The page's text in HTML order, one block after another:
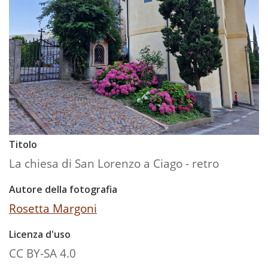
Titolo
La chiesa di San Lorenzo a Ciago - retro
Autore della fotografia
Rosetta Margoni
Licenza d'uso
CC BY-SA 4.0